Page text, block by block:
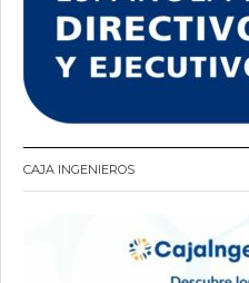
CAJA INGENIEROS